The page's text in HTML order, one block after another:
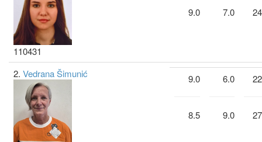
110431
9.0 7.0
2. Vedrana Šimunić 9.0
8.5
6.0
9.0